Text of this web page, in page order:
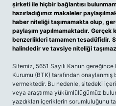
şirketi ile hiçbir bağlantısı
hazırladığımız makaleler
haber niteliği taşımamakta olup,
paylaşım yapılmamaktadır.
benzerlikleri tamamen tesadüfidir.
halindedir ve tavsiye niteliği
Sitemiz, 5651 Sayılı Kanun
Kurumu (BTK) tarafından onaylanmış
vermektedir. Bu nedenle, sitedeki
veya araştırma yükümlülüğümüz
yazdıkları içeriklerin sorumluluğunu